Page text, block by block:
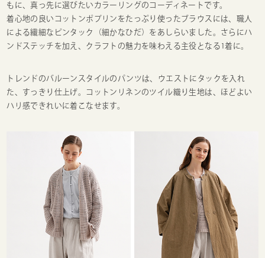
もに、真っ先に選びたいカラーリングのコーディネートです。
着心地の良いコットンポプリンをたっぷり使ったブラウスには、職人
による繊細なピンタック（細かなひだ）をあしらいました。さらにハ
ンドステッチを加え、クラフトの魅力を味わえる主役となる1着に。
トレンドのバルーンスタイルのパンツは、ウエストにタックを入れ
た、すっきり仕上げ。コットンリネンのツイル織り生地は、ほどよい
ハリ感できれいに着こなせます。